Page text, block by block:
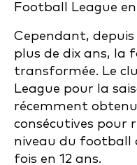
Football League
Cependant, depuis
plus de dix ans, la
transformée. Le
League pour la
récemment
consécutives pour
niveau du football
fois en 12 ans.